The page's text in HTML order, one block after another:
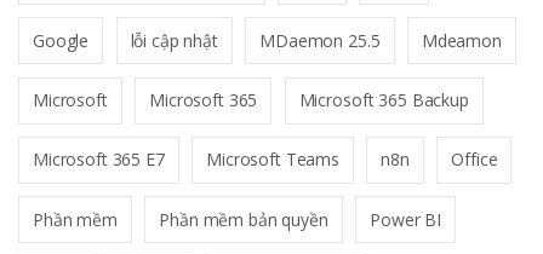
Google lỗi cập nhật MDaemon 25.5 Mdeamon
Microsoft Microsoft 365 Microsoft 365 Backup
Microsoft 365 E7 Microsoft Teams n8n Office
Phần mềm Phần mềm bản quyền Power BI